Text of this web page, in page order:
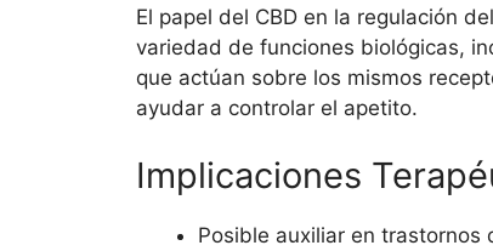
El papel del CBD en la regulación
variedad de funciones biológicas,
que actúan sobre los mismos
ayudar a controlar el apetito.
Implicaciones
Posible auxiliar en trastornos